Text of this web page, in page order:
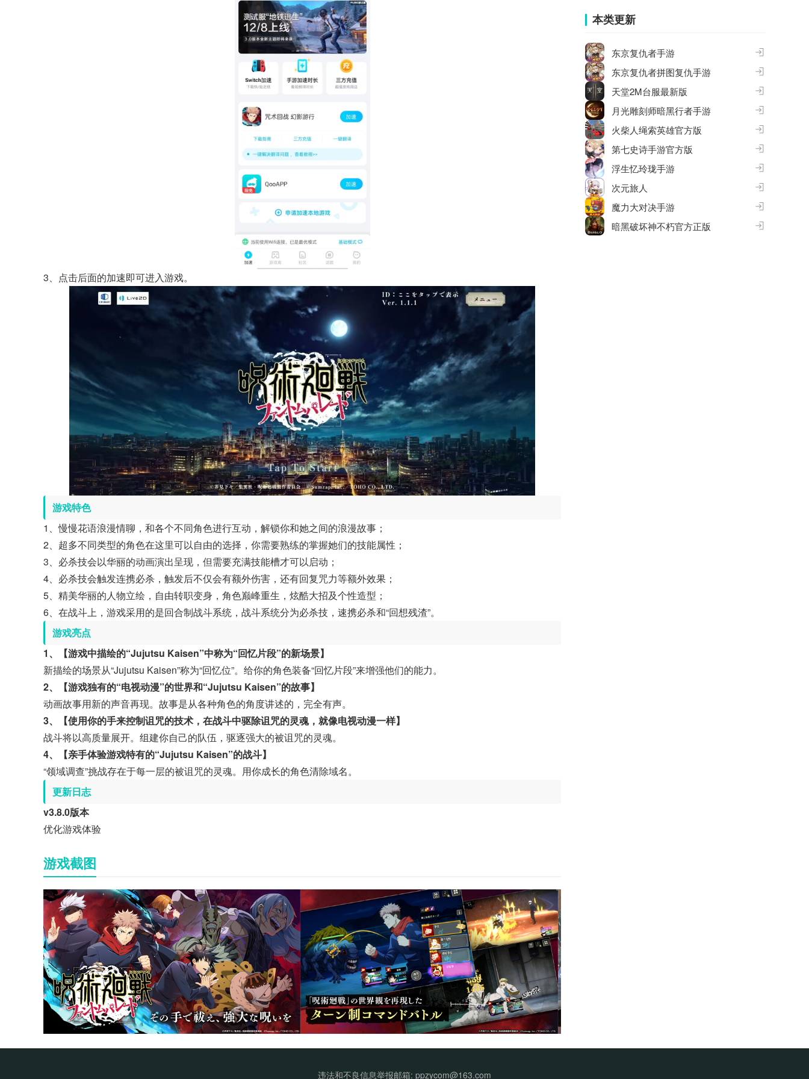
3、点击后面的加速即可进入游戏。
游戏特色
1、慢慢花语浪漫情聊，和各个不同角色进行互动，解锁你和她之间的浪漫故事；
2、超多不同类型的角色在这里可以自由的选择，你需要熟练的掌握她们的技能属性；
3、必杀技会以华丽的动画演出呈现，但需要充满技能槽才可以启动；
4、必杀技会触发连携必杀，触发后不仅会有额外伤害，还有回复咒力等额外效果；
5、精美华丽的人物立绘，自由转职变身，角色巅峰重生，炫酷大招及个性造型；
6、在战斗上，游戏采用的是回合制战斗系统，战斗系统分为必杀技，速携必杀和“回想残渣”。
游戏亮点
1、【游戏中描绘的“Jujutsu Kaisen”中称为“回忆片段”的新场景】
新描绘的场景从“Jujutsu Kaisen”称为“回忆位”。给你的角色装备“回忆片段”来增强他们的能力。
2、【游戏独有的“电视动漫”的世界和“Jujutsu Kaisen”的故事】
动画故事用新的声音再现。故事是从各种角色的角度讲述的，完全有声。
3、【使用你的手来控制诅咒的技术，在战斗中驱除诅咒的灵魂，就像电视动漫一样】
战斗将以高质量展开。组建你自己的队伍，驱逐强大的被诅咒的灵魂。
4、【亲手体验游戏特有的“Jujutsu Kaisen”的战斗】
“领域调查”挑战存在于每一层的被诅咒的灵魂。用你成长的角色清除域名。
更新日志
v3.8.0版本
优化游戏体验
游戏截图
本类更新
东京复仇者手游
东京复仇者拼图复仇手游
天堂2M台服最新版
月光雕刻师暗黑行者手游
火柴人绳索英雄官方版
第七史诗手游官方版
浮生忆玲珑手游
次元旅人
魔力大对决手游
暗黑破坏神不朽官方正版
违法和不良信息举报邮箱: ppzycom@163.com